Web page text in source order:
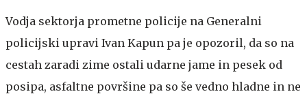
Vodja sektorja prometne policije na Generalni
policijski upravi Ivan Kapun pa je opozoril, da so na
cestah zaradi zime ostali udarne jame in pesek od
posipa, asfaltne površine pa so še vedno hladne in ne